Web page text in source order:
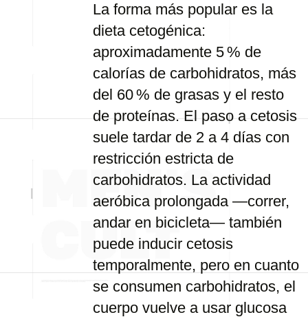
La forma más popular es la
dieta cetogénica:
aproximadamente 5 % de
calorías de carbohidratos, más
del 60 % de grasas y el resto
de proteínas. El paso a cetosis
suele tardar de 2 a 4 días con
restricción estricta de
carbohidratos. La actividad
aeróbica prolongada —correr,
andar en bicicleta— también
puede inducir cetosis
temporalmente, pero en cuanto
se consumen carbohidratos, el
cuerpo vuelve a usar glucosa